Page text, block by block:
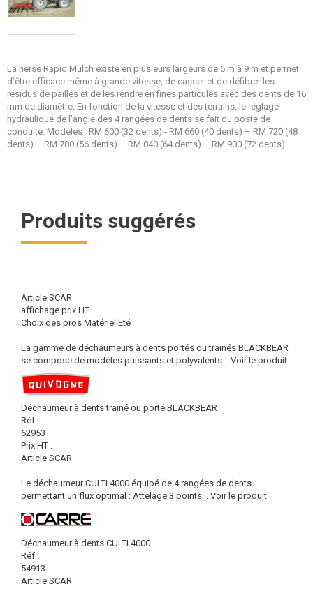
La herse Rapid Mulch existe en plusieurs largeurs de 6 m à 9 m et permet
d’être efficace même à grande vitesse, de casser et de défibrer les
résidus de pailles et de les rendre en fines particules avec des dents de 16
mm de diamètre. En fonction de la vitesse et des terrains, le réglage
hydraulique de l’angle des 4 rangées de dents se fait du poste de
conduite. Modèles : RM 600 (32 dents) - RM 660 (40 dents) – RM 720 (48
dents) – RM 780 (56 dents) – RM 840 (64 dents) – RM 900 (72 dents)
Produits suggérés
Article SCAR
affichage prix HT
Choix des pros Matériel Eté
La gamme de déchaumeurs à dents portés ou trainés BLACKBEAR
se compose de modèles puissants et polyvalents... Voir le produit
Déchaumeur à dents trainé ou porté BLACKBEAR
Réf :
62953
Prix HT :
Article SCAR
Le déchaumeur CULTI 4000 équipé de 4 rangées de dents
permettant un flux optimal : Attelage 3 points... Voir le produit
Déchaumeur à dents CULTI 4000
Réf :
54913
Article SCAR